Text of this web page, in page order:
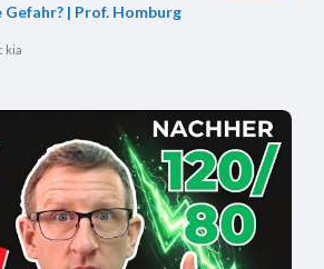
| Prof. Homburg
kia